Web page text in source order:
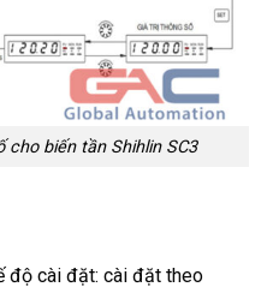
biến tần Shihlin SC3
độ cài đặt: cài đặt theo